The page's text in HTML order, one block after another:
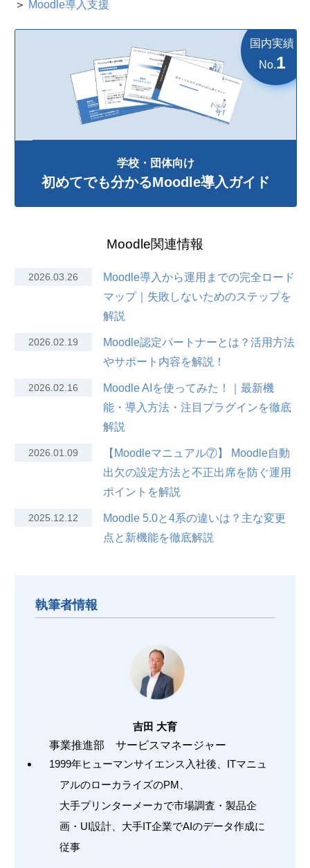
＞ Moodle導入支援
学校・団体向け
初めてでも分かるMoodle導入ガイド
国内実績
No.1
Moodle関連情報
2026.03.26
Moodle導入から運用までの完全ロード
マップ｜失敗しないためのステップを
解説
2026.02.19
Moodle認定パートナーとは？活用方法
やサポート内容を解説！
2026.02.16
Moodle AIを使ってみた！｜最新機
能・導入方法・注目プラグインを徹底
解説
2026.01.09
【Moodleマニュアル⑦】 Moodle自動
出欠の設定方法と不正出席を防ぐ運用
ポイントを解説
2025.12.12
Moodle 5.0と4系の違いは？主な変更
点と新機能を徹底解説
執筆者情報
吉田 大育
事業推進部 サービスマネージャー
1999年ヒューマンサイエンス入社後、ITマニュ
アルのローカライズのPM、
大手プリンターメーカで市場調査・製品企
画・UI設計、大手IT企業でAIのデータ作成に
従事